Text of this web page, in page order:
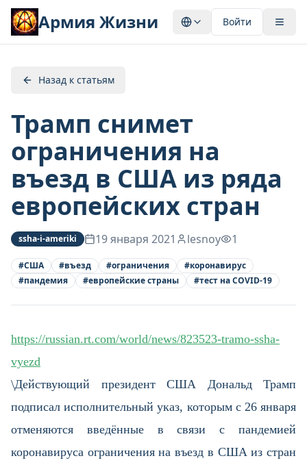
Армия Жизни Войти
Назад к статьям
Трамп снимет
ограничения на
въезд в США из ряда
европейских стран
ssha-i-ameriki 19 января 2021 lesnoy 1
#США #въезд #ограничения #коронавирус
#пандемия #европейские страны #тест на COVID-19
https://russian.rt.com/world/news/823523-tramo-ssha-
vyezd
\Действующий президент США Дональд Трамп
подписал исполнительный указ, которым с 26 января
отменяются введённые в связи с пандемией
коронавируса ограничения на въезд в США из стран